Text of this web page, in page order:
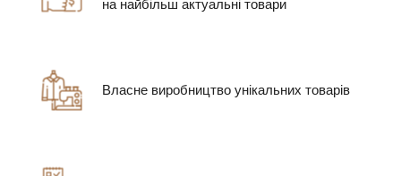
на найбільш актуальні товари
Власне виробництво унікальних товарів